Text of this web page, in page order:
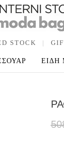
STOCK |
ΕΙΔΗ